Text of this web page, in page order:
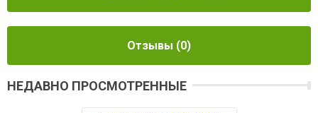
Отзывы (0)
НЕДАВНО ПРОСМОТРЕННЫЕ